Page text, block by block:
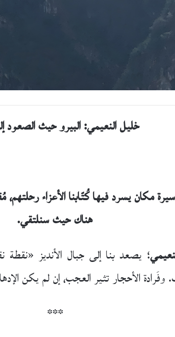
خليل النعيمي: البيرو حيث الصعود
يسرد فيها كُتّابنا الأعزاء رحلتهم،
هناك حيث سنلتقي.
؛ يصعد بنا إلى جبال الأنديز
الأحجار تثير العجب، إن لم يكن
***